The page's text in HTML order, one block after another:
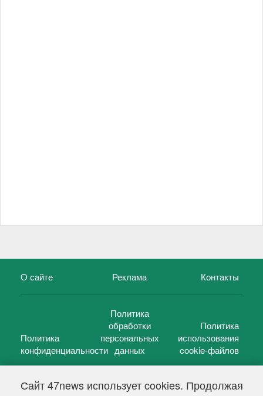
Сайт 47news использует cookies. Продолжая
О сайте Реклама Контакты
Политика
конфиденциальности
Политика
обработки
персональных
данных
Политика
использования
cookie-файлов